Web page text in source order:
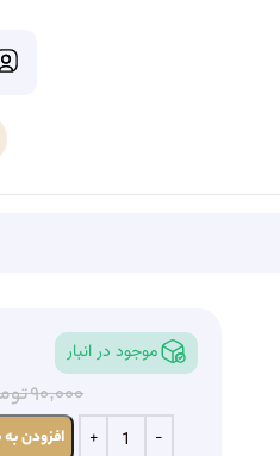
موجود در انبار
۹۰,۰۰۰
افزودن